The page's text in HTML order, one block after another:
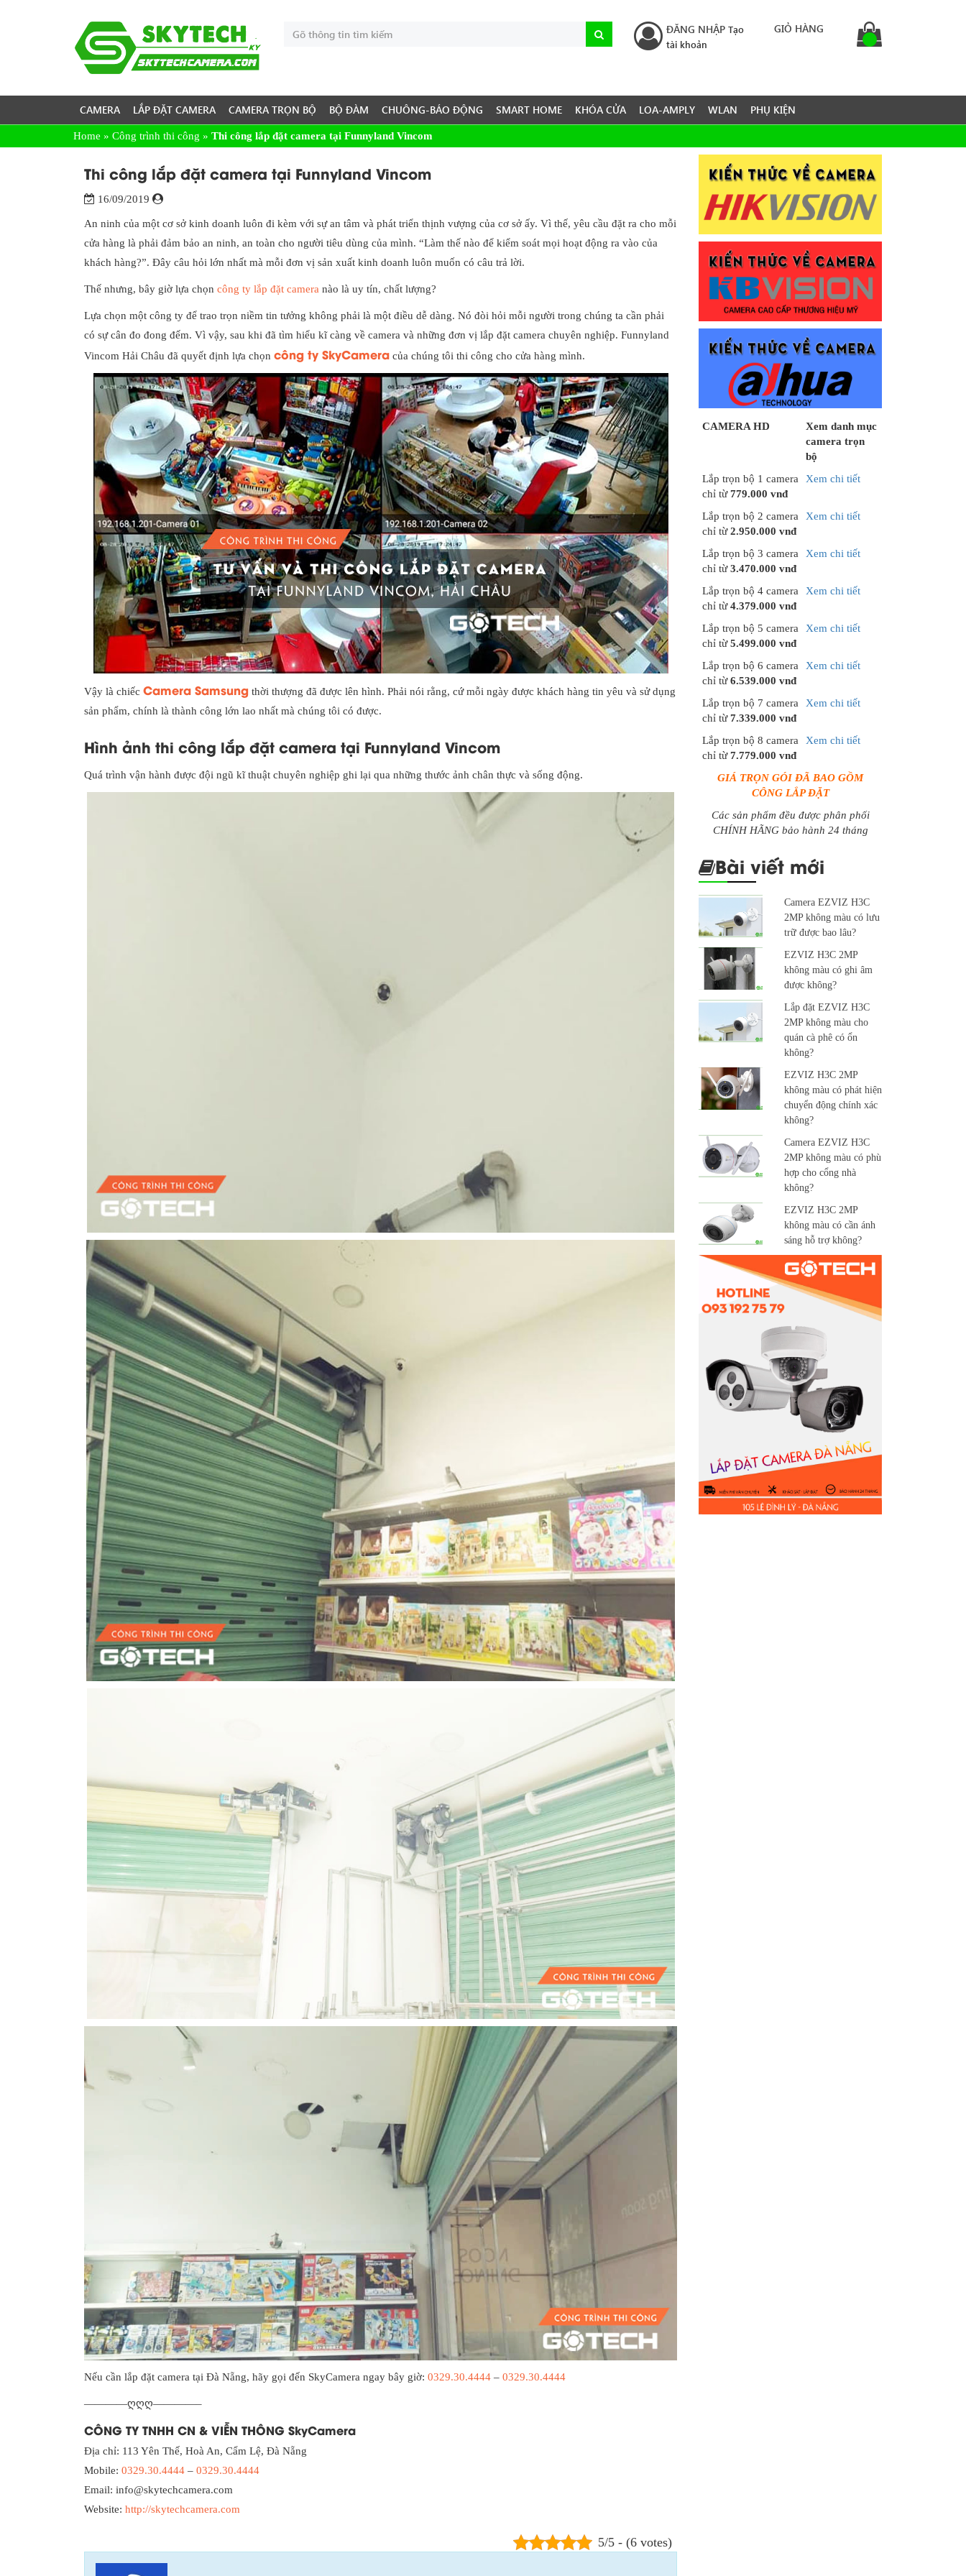
ĐĂNG NHẬP Tạo
tài khoản
GIỎ HÀNG
CAMERA LẮP ĐẶT CAMERA CAMERA TRỌN BỘ BỘ ĐÀM CHUÔNG-BÁO ĐỘNG SMART HOME KHÓA CỬA LOA-AMPLY WLAN PHỤ KIỆN
Home » Công trình thi công » Thi công lắp đặt camera tại Funnyland Vincom
Thi công lắp đặt camera tại Funnyland Vincom
16/09/2019
An ninh của một cơ sở kinh doanh luôn đi kèm với sự an tâm và phát triển thịnh vượng của cơ sở ấy. Vì thế, yêu cầu đặt ra cho mỗi
cửa hàng là phải đảm bảo an ninh, an toàn cho người tiêu dùng của mình. “Làm thế nào để kiểm soát mọi hoạt động ra vào của
khách hàng?”. Đây câu hỏi lớn nhất mà mỗi đơn vị sản xuất kinh doanh luôn muốn có câu trả lời.
Thế nhưng, bây giờ lựa chọn công ty lắp đặt camera nào là uy tín, chất lượng?
Lựa chọn một công ty để trao trọn niềm tin tưởng không phải là một điều dễ dàng. Nó đòi hỏi mỗi người trong chúng ta cần phải
có sự cân đo đong đếm. Vì vậy, sau khi đã tìm hiểu kĩ càng về camera và những đơn vị lắp đặt camera chuyên nghiệp. Funnyland
Vincom Hải Châu đã quyết định lựa chọn công ty SkyCamera của chúng tôi thi công cho cửa hàng mình.
Vậy là chiếc Camera Samsung thời thượng đã được lên hình. Phải nói rằng, cứ mỗi ngày được khách hàng tin yêu và sử dụng
sản phẩm, chính là thành công lớn lao nhất mà chúng tôi có được.
Hình ảnh thi công lắp đặt camera tại Funnyland Vincom
Quá trình vận hành được đội ngũ kĩ thuật chuyên nghiệp ghi lại qua những thước ảnh chân thực và sống động.
Nếu cần lắp đặt camera tại Đà Nẵng, hãy gọi đến SkyCamera ngay bây giờ: 0329.30.4444 – 0329.30.4444
————ღღღ————–
CÔNG TY TNHH CN & VIỄN THÔNG SkyCamera
Địa chỉ: 113 Yên Thế, Hoà An, Cẩm Lệ, Đà Nẵng
Mobile: 0329.30.4444 – 0329.30.4444
Email: info@skytechcamera.com
Website: http://skytechcamera.com
5/5 - (6 votes)
CAMERA HD
Xem danh mục
camera trọn
bộ
Lắp trọn bộ 1 camera
chỉ từ779.000 vnđ
Xem chi tiết
Lắp trọn bộ 2 camera
chỉ từ2.950.000 vnđ
Xem chi tiết
Lắp trọn bộ 3 camera
chỉ từ3.470.000 vnđ
Xem chi tiết
Lắp trọn bộ 4 camera
chỉ từ4.379.000 vnđ
Xem chi tiết
Lắp trọn bộ 5 camera
chỉ từ5.499.000 vnđ
Xem chi tiết
Lắp trọn bộ 6 camera
chỉ từ6.539.000 vnđ
Xem chi tiết
Lắp trọn bộ 7 camera
chỉ từ7.339.000 vnđ
Xem chi tiết
Lắp trọn bộ 8 camera
chỉ từ7.779.000 vnđ
Xem chi tiết
GIÁ TRỌN GÓI ĐÃ BAO GỒM
CÔNG LẮP ĐẶT
Các sản phẩm đều được phân phối
CHÍNH HÃNG bảo hành 24 tháng
Bài viết mới
Camera EZVIZ H3C
2MP không màu có lưu
trữ được bao lâu?
EZVIZ H3C 2MP
không màu có ghi âm
được không?
Lắp đặt EZVIZ H3C
2MP không màu cho
quán cà phê có ổn
không?
EZVIZ H3C 2MP
không màu có phát hiện
chuyển động chính xác
không?
Camera EZVIZ H3C
2MP không màu có phù
hợp cho cổng nhà
không?
EZVIZ H3C 2MP
không màu có cần ánh
sáng hỗ trợ không?